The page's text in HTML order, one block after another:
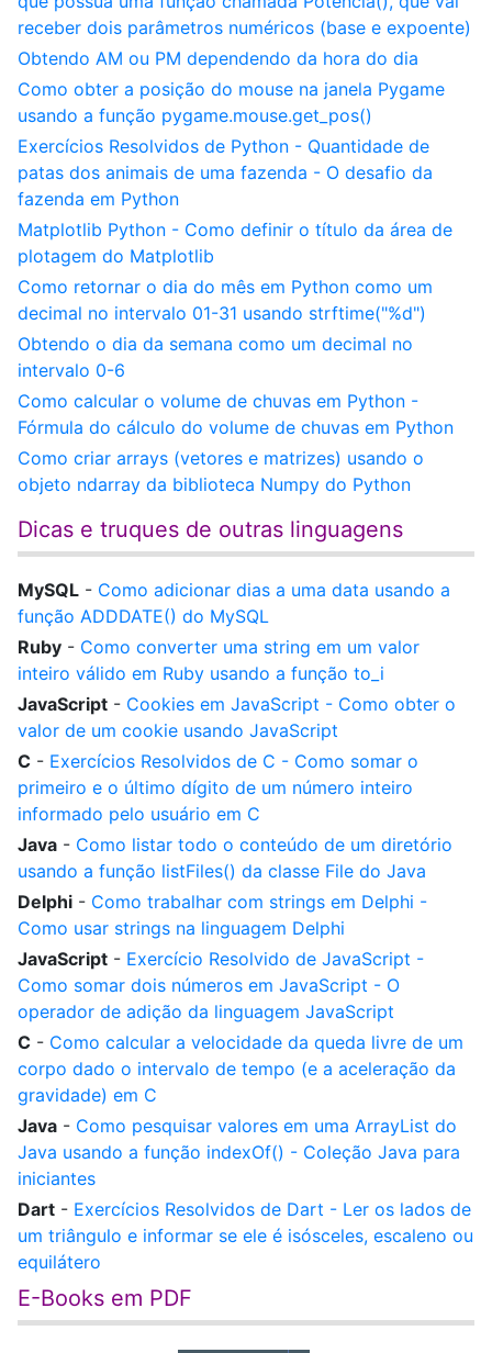
receber dois parâmetros numéricos (base e expoente)
Obtendo AM ou PM dependendo da hora do dia
Como obter a posição do mouse na janela Pygame
usando a função pygame.mouse.get_pos()
Exercícios Resolvidos de Python - Quantidade de
patas dos animais de uma fazenda - O desafio da
fazenda em Python
Matplotlib Python - Como definir o título da área de
plotagem do Matplotlib
Como retornar o dia do mês em Python como um
decimal no intervalo 01-31 usando strftime("%d")
Obtendo o dia da semana como um decimal no
intervalo 0-6
Como calcular o volume de chuvas em Python -
Fórmula do cálculo do volume de chuvas em Python
Como criar arrays (vetores e matrizes) usando o
objeto ndarray da biblioteca Numpy do Python
Dicas e truques de outras linguagens
MySQL - Como adicionar dias a uma data usando a
função ADDDATE() do MySQL
Ruby - Como converter uma string em um valor
inteiro válido em Ruby usando a função to_i
JavaScript - Cookies em JavaScript - Como obter o
valor de um cookie usando JavaScript
C - Exercícios Resolvidos de C - Como somar o
primeiro e o último dígito de um número inteiro
informado pelo usuário em C
Java - Como listar todo o conteúdo de um diretório
usando a função listFiles() da classe File do Java
Delphi - Como trabalhar com strings em Delphi -
Como usar strings na linguagem Delphi
JavaScript - Exercício Resolvido de JavaScript -
Como somar dois números em JavaScript - O
operador de adição da linguagem JavaScript
C - Como calcular a velocidade da queda livre de um
corpo dado o intervalo de tempo (e a aceleração da
gravidade) em C
Java - Como pesquisar valores em uma ArrayList do
Java usando a função indexOf() - Coleção Java para
iniciantes
Dart - Exercícios Resolvidos de Dart - Ler os lados de
um triângulo e informar se ele é isósceles, escaleno ou
equilátero
E-Books em PDF